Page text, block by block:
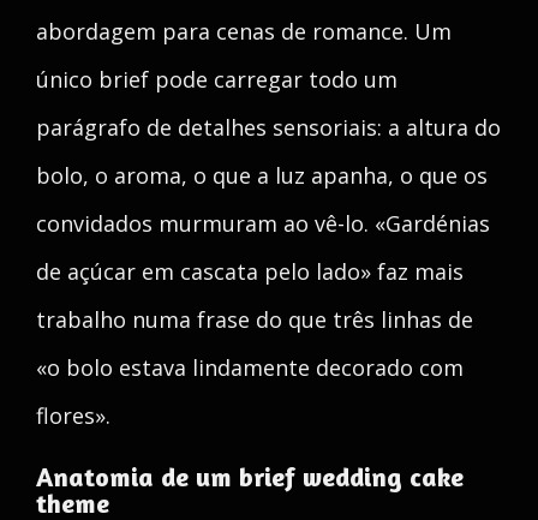
abordagem para cenas de romance. Um
único brief pode carregar todo um
parágrafo de detalhes sensoriais: a altura do
bolo, o aroma, o que a luz apanha, o que os
convidados murmuram ao vê-lo. «Gardénias
de açúcar em cascata pelo lado» faz mais
trabalho numa frase do que três linhas de
«o bolo estava lindamente decorado com
flores».
Anatomia de um brief wedding cake
theme